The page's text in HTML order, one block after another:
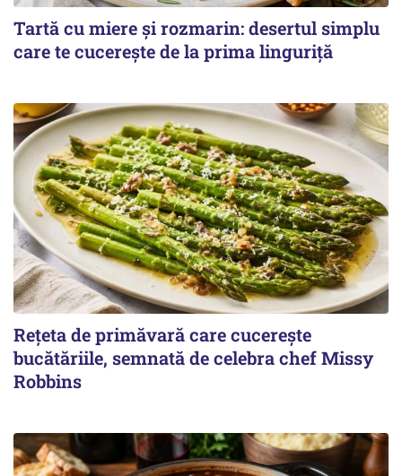
Tartă cu miere și rozmarin: desertul simplu
care te cucerește de la prima linguriță
Rețeta de primăvară care cucerește
bucătăriile, semnată de celebra chef Missy
Robbins